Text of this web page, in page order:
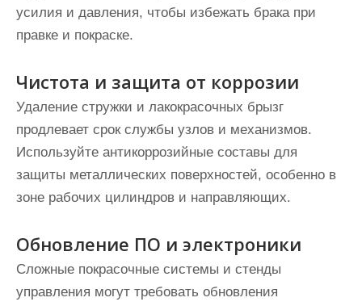
усилия и давления, чтобы избежать брака при
правке и покраске.
Чистота и защита от коррозии
Удаление стружки и лакокрасочных брызг
продлевает срок службы узлов и механизмов.
Используйте антикоррозийные составы для
защиты металлических поверхностей, особенно в
зоне рабочих цилиндров и направляющих.
Обновление ПО и электроники
Сложные покрасочные системы и стенды
управления могут требовать обновления